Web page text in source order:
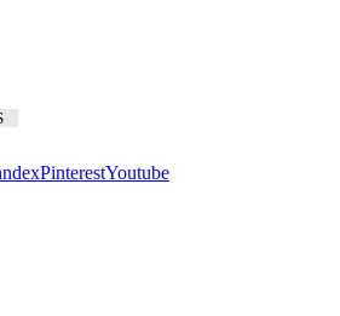
PinterestYoutube